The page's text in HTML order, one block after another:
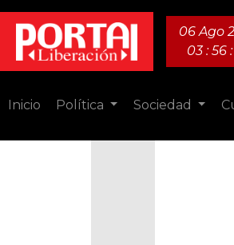
06 Ago
03 : 56
Inicio Política Sociedad